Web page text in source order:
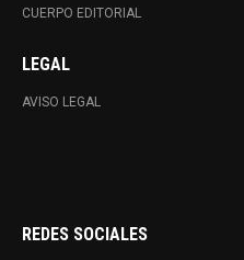
CUERPO EDITORIAL
LEGAL
AVISO LEGAL
REDES SOCIALES